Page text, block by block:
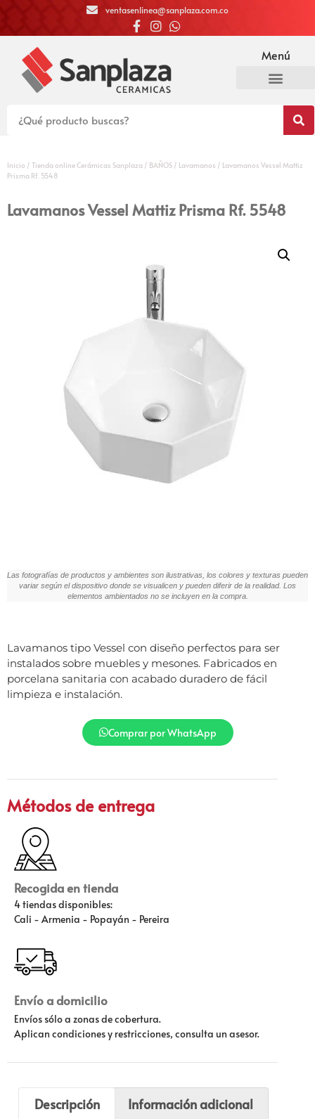
ventasenlinea@sanplaza.com.co
Menú
Inicio / Tienda online Cerámicas Sanplaza / BAÑOS / Lavamanos / Lavamanos Vessel Mattiz
Prisma Rf. 5548
Lavamanos Vessel Mattiz Prisma Rf. 5548
Las fotografías de productos y ambientes son ilustrativas, los colores y texturas pueden
variar según el dispositivo donde se visualicen y pueden diferir de la realidad. Los
elementos ambientados no se incluyen en la compra.
Lavamanos tipo Vessel con diseño perfectos para ser
instalados sobre muebles y mesones. Fabricados en
porcelana sanitaria con acabado duradero de fácil
limpieza e instalación.
Comprar por WhatsApp
Métodos de entrega
Recogida en tienda
4 tiendas disponibles:
Cali - Armenia - Popayán - Pereira
Envío a domicilio
Envíos sólo a zonas de cobertura.
Aplican condiciones y restricciones, consulta un asesor.
Descripción Información adicional